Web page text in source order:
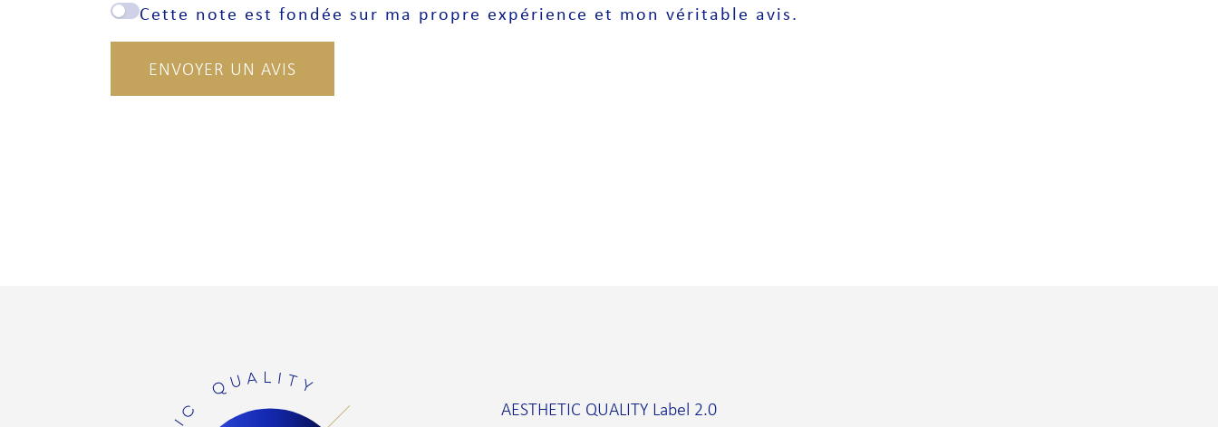
Cette note est fondée sur ma propre expérience et mon véritable avis.
ENVOYER UN AVIS
AESTHETIC QUALITY Label 2.0